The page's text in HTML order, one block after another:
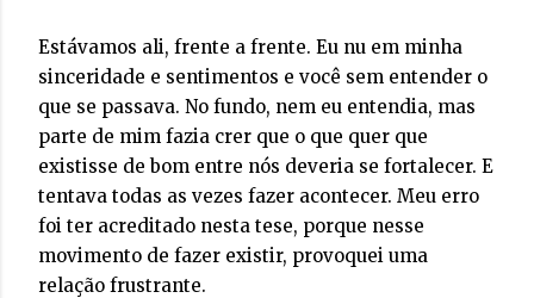
Estávamos ali, frente a frente. Eu nu em minha
sinceridade e sentimentos e você sem entender o
que se passava. No fundo, nem eu entendia, mas
parte de mim fazia crer que o que quer que
existisse de bom entre nós deveria se fortalecer. E
tentava todas as vezes fazer acontecer. Meu erro
foi ter acreditado nesta tese, porque nesse
movimento de fazer existir, provoquei uma
relação frustrante.